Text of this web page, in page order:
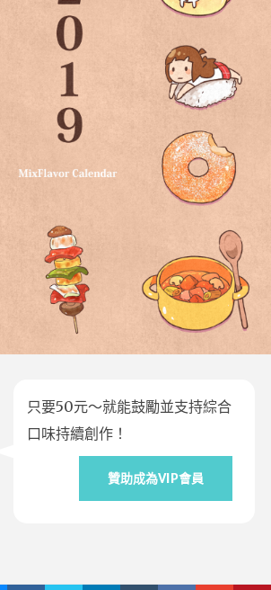
只要50元～就能鼓勵並支持綜合
口味持續創作！
贊助成為VIP會員